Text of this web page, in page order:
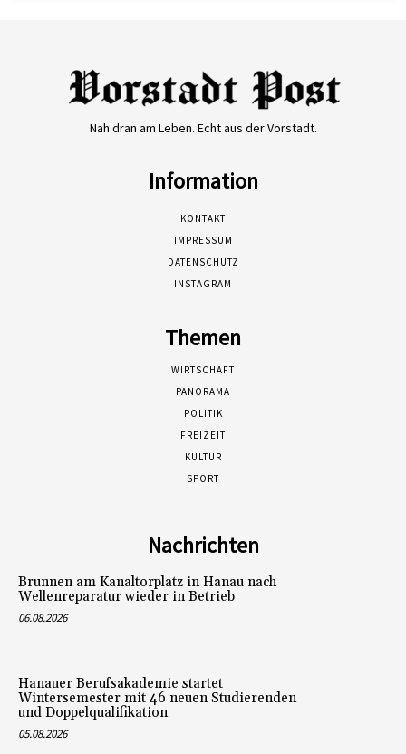
Nah dran am Leben. Echt aus der Vorstadt.
Information
KONTAKT
IMPRESSUM
DATENSCHUTZ
INSTAGRAM
Themen
WIRTSCHAFT
PANORAMA
POLITIK
FREIZEIT
KULTUR
SPORT
Nachrichten
Brunnen am Kanaltorplatz in Hanau nach
Wellenreparatur wieder in Betrieb
06.08.2026
Hanauer Berufsakademie startet
Wintersemester mit 46 neuen Studierenden
und Doppelqualifikation
05.08.2026